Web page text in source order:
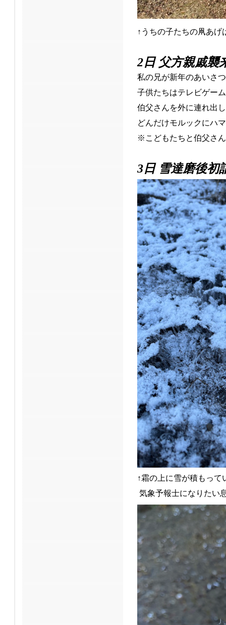
↑うちの子たちの凧あ
2日 父方親戚襲
私の兄が新年のあいさ
子供たちはテレビゲー
伯父さんを外に連れ出
どんだけモルックにハ
※こどもたちと伯父さ
3日 雪達磨後初
↑霜の上に雪が積もっ
気象予報士になりたい